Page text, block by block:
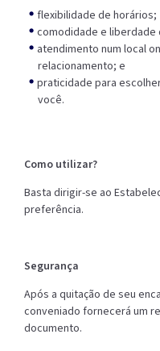
flexibilidade de horários;
comodidade e liberdade
atendimento num local
relacionamento; e
praticidade para
você.
Como utilizar?
Basta dirigir-se ao
preferência.
Segurança
Após a quitação de seu
conveniado fornecerá um
documento.